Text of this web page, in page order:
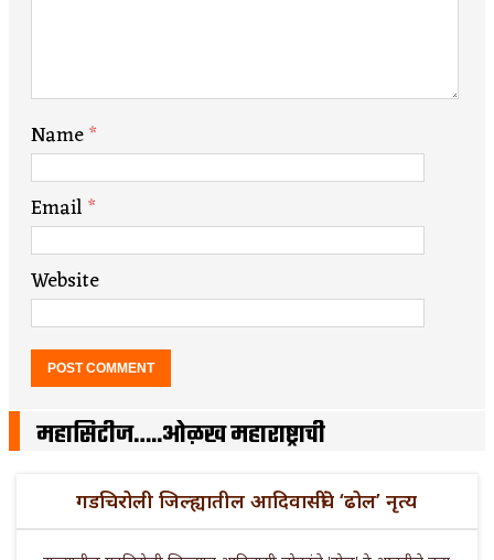
Name*
Email*
Website
महासिटीज…..ओळख महाराष्ट्राची
गडचिरोली जिल्ह्यातील आदिवासींचे ‘ढोल’ नृत्य